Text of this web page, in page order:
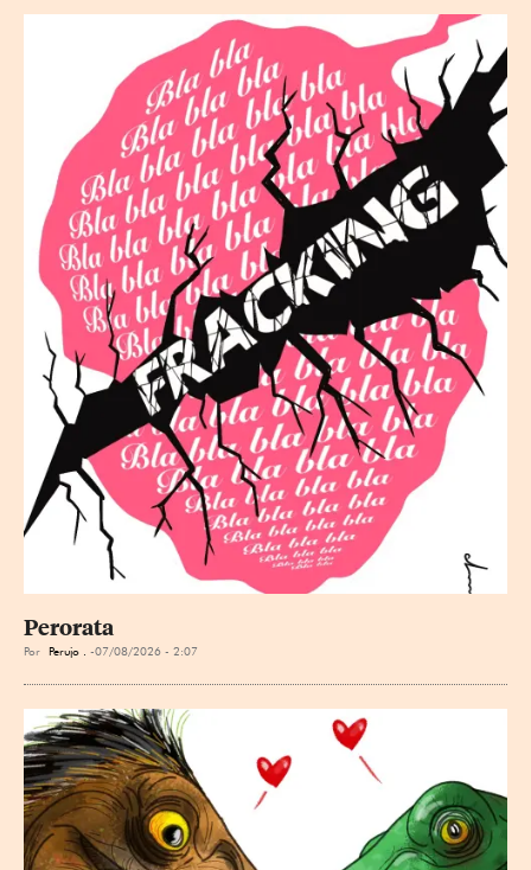
Perorata
Por Perujo . 07/08/2026 - 2:07